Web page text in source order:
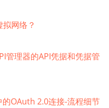
网络？
管理器的API凭据和凭据管
的OAuth 2.0连接-流程细节